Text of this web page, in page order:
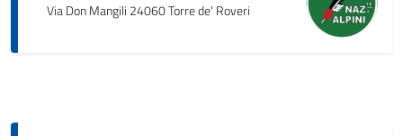
Via Don Mangili 24060 Torre de' Roveri